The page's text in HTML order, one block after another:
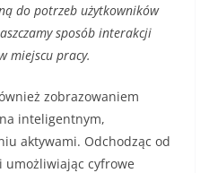
do potrzeb użytkowników
sposób interakcji
miejscu pracy.
zobrazowaniem
inteligentnym,
aktywami. Odchodząc od
cyfrowe